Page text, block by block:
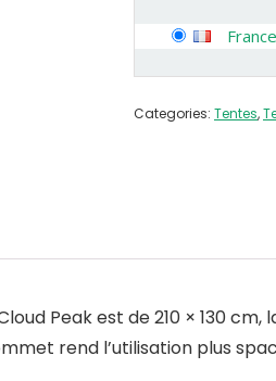
France
Categories: Tentes,
Peak est de 210 × 130 cm,
rend l’utilisation plus